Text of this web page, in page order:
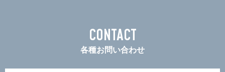
CONTACT
各種お問い合わせ